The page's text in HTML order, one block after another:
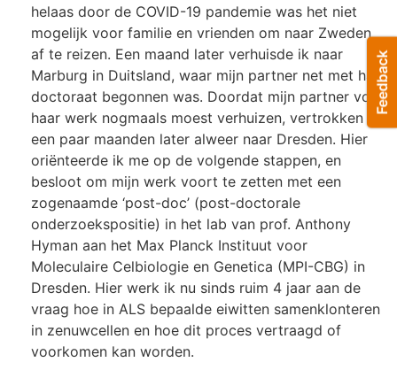
helaas door de COVID-19 pandemie was het niet
mogelijk voor familie en vrienden om naar Zweden
af te reizen. Een maand later verhuisde ik naar
Marburg in Duitsland, waar mijn partner net met haar
doctoraat begonnen was. Doordat mijn partner voor
haar werk nogmaals moest verhuizen, vertrokken we
een paar maanden later alweer naar Dresden. Hier
oriënteerde ik me op de volgende stappen, en
besloot om mijn werk voort te zetten met een
zogenaamde ‘post-doc’ (post-doctorale
onderzoekspositie) in het lab van prof. Anthony
Hyman aan het Max Planck Instituut voor
Moleculaire Celbiologie en Genetica (MPI-CBG) in
Dresden. Hier werk ik nu sinds ruim 4 jaar aan de
vraag hoe in ALS bepaalde eiwitten samenklonteren
in zenuwcellen en hoe dit proces vertraagd of
voorkomen kan worden.